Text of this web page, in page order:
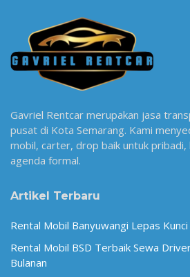
Gavriel Rentcar merupakan jasa
pusat di Kota Semarang. Kami
mobil, carter, drop baik untuk pribadi,
agenda formal.
Artikel Terbaru
Rental Mobil Banyuwangi Lepas
Rental Mobil BSD Terbaik Sewa
Bulanan